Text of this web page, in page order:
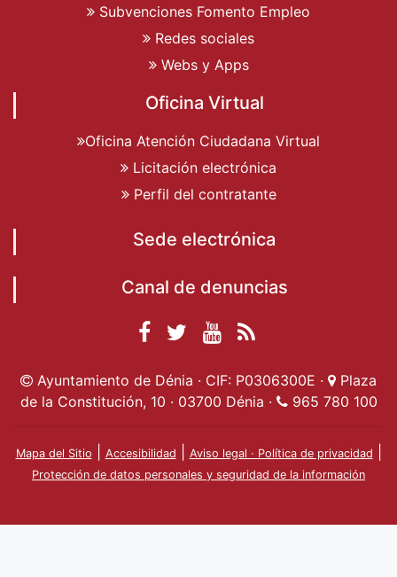
Subvenciones Fomento Empleo
Redes sociales
Webs y Apps
Oficina Virtual
Oficina Atención Ciudadana Virtual
Licitación electrónica
Perfil del contratante
Sede electrónica
Canal de denuncias
Facebook
Ayuntamiento de
Dénia
Ayuntamiento de
Dénia
Ayuntamiento
de Dénia
Actualidad
Ayuntamiento de Dénia · CIF: P0306300E ·
Plaza
de la Constitución, 10 · 03700 Dénia ·
965 780 100
Mapa del Sitio Accesibilidad Aviso legal · Política de privacidad
Protección de datos personales y seguridad de la información